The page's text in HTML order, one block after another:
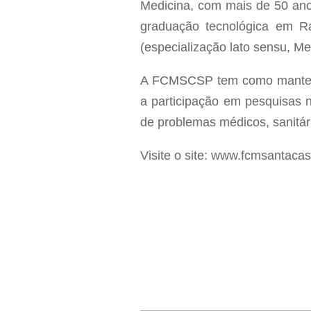
Medicina, com mais de 50
graduação tecnológica em
(especialização lato sensu,
A FCMSCSP tem como
a participação em pesquisas
de problemas médicos,
Visite o site: